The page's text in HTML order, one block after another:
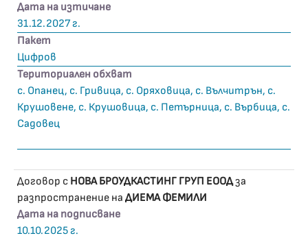
Дата на изтичане
31.12.2027 г.
Пакет
Цифров
Териториален обхват
с. Опанец, с. Гривица, с. Оряховица, с. Вълчитрън, с.
Крушовене, с. Крушовица, с. Петърница, с. Върбица, с.
Садовец
Договор с НОВА БРОУДКАСТИНГ ГРУП ЕООДза
разпространение на ДИЕМА ФЕМИЛИ
Дата на подписване
10.10.2025 г.